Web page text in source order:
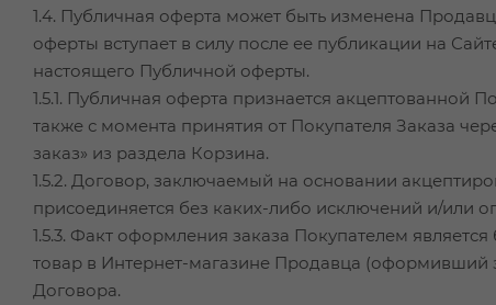
1.4. Публичная оферта может быть изменена
оферты вступает в силу после ее публикации на
настоящего Публичной оферты.
1.5.1. Публичная оферта признается акцептованной
также с момента принятия от Покупателя Заказа
заказ» из раздела Корзина.
1.5.2. Договор, заключаемый на основании
присоединяется без каких-либо исключений и/или
1.5.3. Факт оформления заказа Покупателем
товар в Интернет-магазине Продавца (оформивший
Договора.